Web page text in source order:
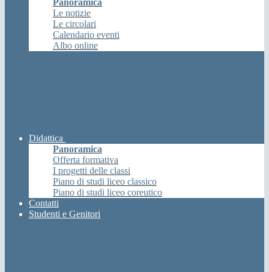
Panoramica
Le notizie
Le circolari
Calendario eventi
Albo online
Didattica
Panoramica
Offerta formativa
I progetti delle classi
Piano di studi liceo classico
Piano di studi liceo coreutico
Contatti
Studenti e Genitori